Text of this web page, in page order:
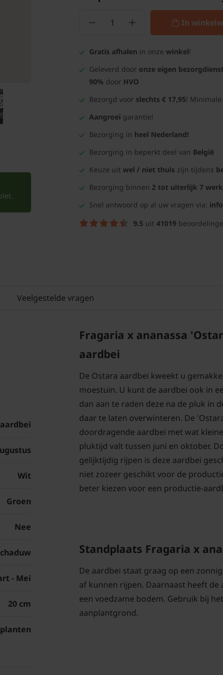
In
Gratis afhalen in onze winkel!
Geleverd door onze eigen
90% door HVO
Bezorgd voor slechts € 17,95!
Aangroei garantie!
Bezorging in heel Nederland!
Bezorging in beperkt deel van België
Keuze uit wel / niet thuis zijn tijdens
Bezorging binnen 2 tot uiterlijk 7
Snel antwoord op al uw vragen via:
9.5 uit 41019
Veelgestelde vragen
Wit
Groen
Nee
- Mei
20 cm
Fragaria x ananassa
aardbei
De Ostara aardbei kweekt u
moestuin. U kunt de aardbei ook in
dan aan te raden deze na de pluk in
daar te laten overwinteren. De
doordragende aardbei met wat
pluktijd valt tussen juni en oktober.
gelijktijdig rijpen is deze aardbei
niet zozeer geschikt voor de
beter kiezen voor een productie-
Standplaats Fragaria x
De aardbei staat graag op een
af kunnen rijpen. Daarnaast heeft
een voedzame bodem. Gebruik bij
aanplantgrond.